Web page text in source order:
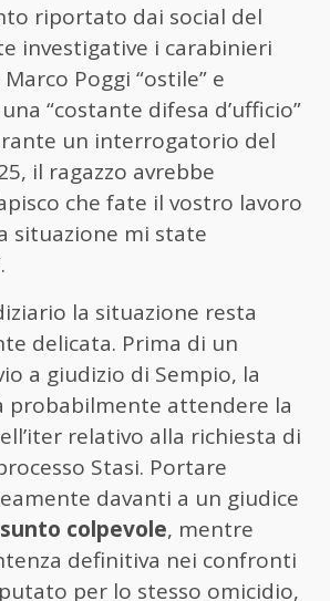
riportato dai social del
investigative i carabinieri
Poggi “ostile” e
“costante difesa d’ufficio”
un interrogatorio del
il ragazzo avrebbe
che fate il vostro lavoro
situazione mi state
la situazione resta
delicata. Prima di un
a giudizio di Sempio, la
probabilmente attendere la
relativo alla richiesta di
Stasi. Portare
davanti a un giudice
colpevole, mentre
definitiva nei confronti
per lo stesso omicidio,